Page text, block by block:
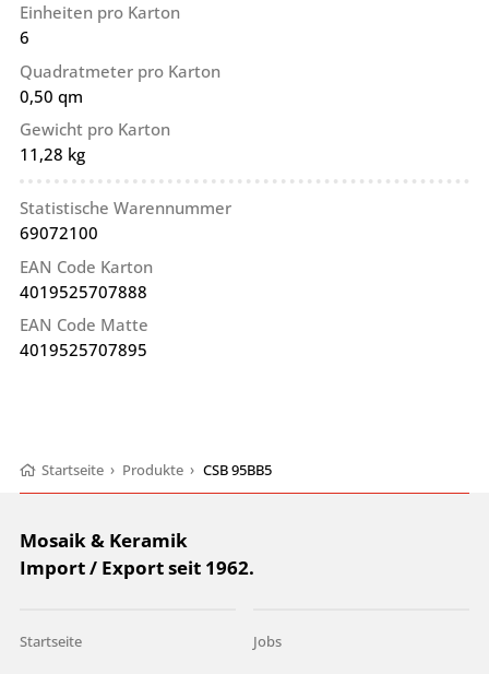
Einheiten pro Karton
6
Quadratmeter pro Karton
0,50 qm
Gewicht pro Karton
11,28 kg
Statistische Warennummer
69072100
EAN Code Karton
4019525707888
EAN Code Matte
4019525707895
Startseite › Produkte › CSB 95BB5
Mosaik & Keramik
Import / Export seit 1962.
Startseite Jobs